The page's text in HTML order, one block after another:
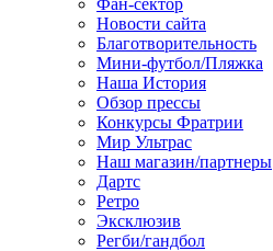
Фан-cектор
Новости сайта
Благотворительность
Мини-футбол/Пляжка
Наша История
Обзор прессы
Конкурсы Фратрии
Мир Ультрас
Наш магазин/партнеры
Дартс
Ретро
Эксклюзив
Регби/гандбол